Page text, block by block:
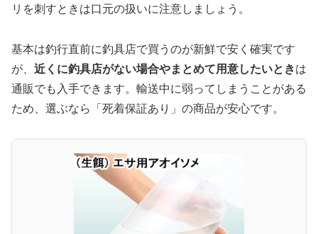
リを刺すときは口元の扱いに注意しましょう。
基本は釣行直前に釣具店で買うのが新鮮で安く確実です
が、 近くに釣具店がない場合やまとめて用意したいときは
通販でも入手できます。輸送中に弱ってしまうことがある
ため、選ぶなら「死着保証あり」の商品が安心です。